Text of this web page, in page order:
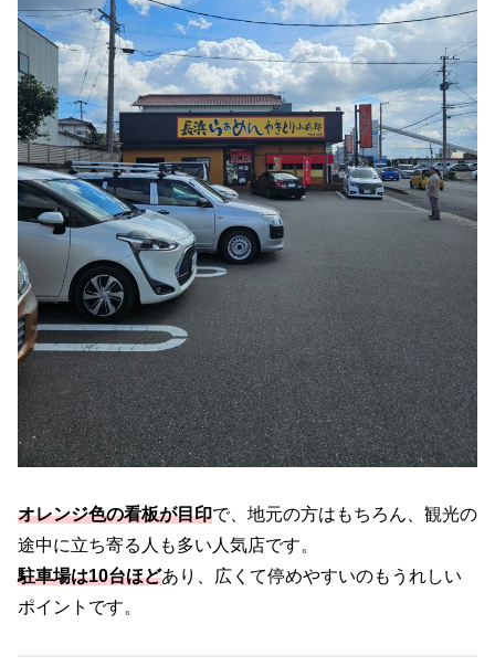
オレンジ色の看板が目印で、地元の方はもちろん、観光の
途中に立ち寄る人も多い人気店です。
駐車場は10台ほどあり、広くて停めやすいのもうれしい
ポイントです。